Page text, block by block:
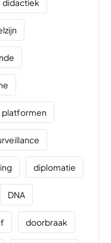
didactiek
platformen
diplomatie
DNA
doorbraak